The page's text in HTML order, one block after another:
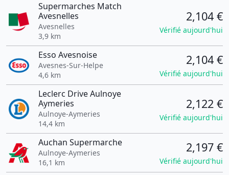
Supermarches Match
Avesnelles
Avesnelles
3,9 km
2,104 €
Vérifié aujourd'hui
Esso Avesnoise
Avesnes-Sur-Helpe
4,6 km
2,104 €
Vérifié aujourd'hui
Leclerc Drive Aulnoye
Aymeries
Aulnoye-Aymeries
14,4 km
2,122 €
Vérifié aujourd'hui
Auchan Supermarche
Aulnoye-Aymeries
16,1 km
2,197 €
Vérifié aujourd'hui